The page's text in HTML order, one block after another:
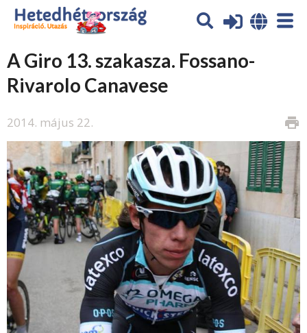
A Giro 13. szakasza. Fossano-
Rivarolo Canavese
2014. május 22. print